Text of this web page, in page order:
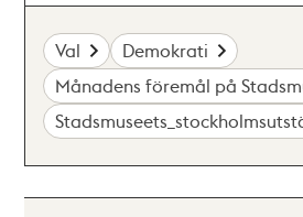
Val
Demokrati
Månadens föremål på